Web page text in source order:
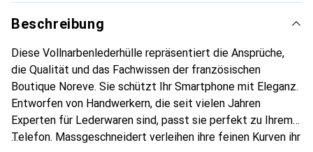
Beschreibung
Diese Vollnarbenlederhülle repräsentiert die Ansprüche,
die Qualität und das Fachwissen der französischen
Boutique Noreve. Sie schützt Ihr Smartphone mit Eleganz.
Entworfen von Handwerkern, die seit vielen Jahren
Experten für Lederwaren sind, passt sie perfekt zu Ihrem
Telefon. Massgeschneidert verleihen ihre feinen Kurven ihr